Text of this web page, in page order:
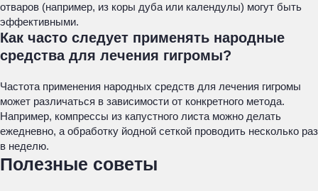
отваров (например, из коры дуба или календулы) могут быть
эффективными.
Как часто следует применять народные
средства для лечения гигромы?
Частота применения народных средств для лечения гигромы
может различаться в зависимости от конкретного метода.
Например, компрессы из капустного листа можно делать
ежедневно, а обработку йодной сеткой проводить несколько раз
в неделю.
Полезные советы